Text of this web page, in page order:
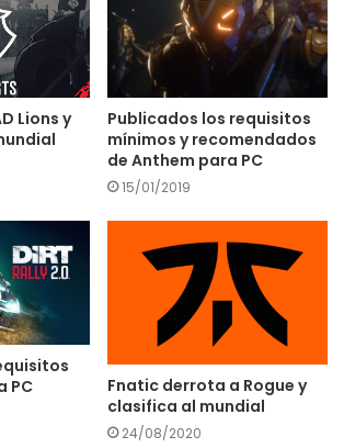
Lions y
Publicados los requisitos
mínimos y recomendados
de Anthem para PC
15/01/2019
PC
Fnatic derrota a Rogue y
clasifica al mundial
24/08/2020